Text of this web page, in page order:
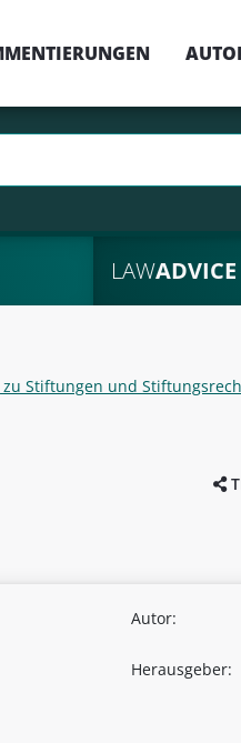
LAWADVICE
Stiftungen und
Autor:
Herausgeber: